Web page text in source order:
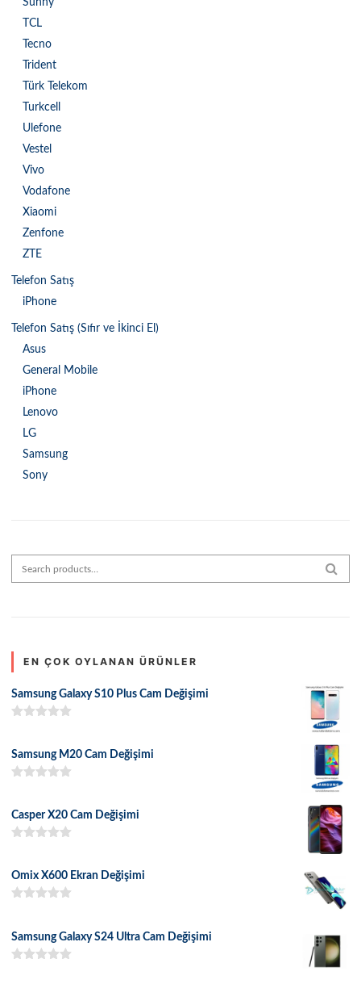
Sunny
TCL
Tecno
Trident
Türk Telekom
Turkcell
Ulefone
Vestel
Vivo
Vodafone
Xiaomi
Zenfone
ZTE
Telefon Satış
iPhone
Telefon Satış (Sıfır ve İkinci El)
Asus
General Mobile
iPhone
Lenovo
LG
Samsung
Sony
Search for:
EN ÇOK OYLANAN ÜRÜNLER
Samsung Galaxy S10 Plus Cam Değişimi
Samsung M20 Cam Değişimi
Casper X20 Cam Değişimi
Omix X600 Ekran Değişimi
Samsung Galaxy S24 Ultra Cam Değişimi